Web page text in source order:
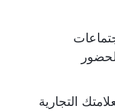
التجارية